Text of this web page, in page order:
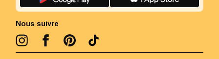
Nous suivre